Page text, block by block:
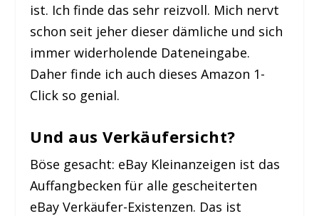
ist. Ich finde das sehr reizvoll. Mich nervt
schon seit jeher dieser dämliche und sich
immer widerholende Dateneingabe.
Daher finde ich auch dieses Amazon 1-
Click so genial.
Und aus Verkäufersicht?
Böse gesacht: eBay Kleinanzeigen ist das
Auffangbecken für alle gescheiterten
eBay Verkäufer-Existenzen. Das ist